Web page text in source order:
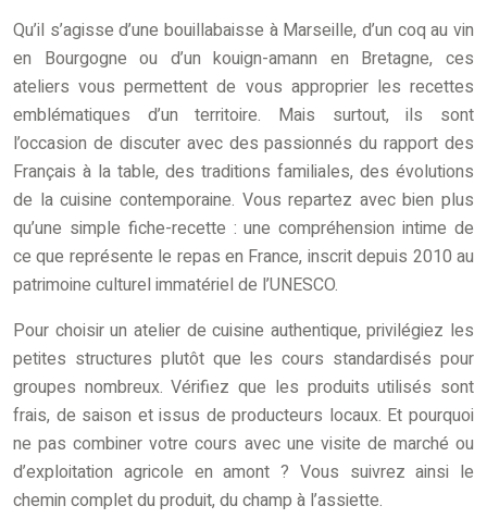
Qu’il s’agisse d’une bouillabaisse à Marseille, d’un coq au vin
en Bourgogne ou d’un kouign-amann en Bretagne, ces
ateliers vous permettent de vous approprier les recettes
emblématiques d’un territoire. Mais surtout, ils sont
l’occasion de discuter avec des passionnés du rapport des
Français à la table, des traditions familiales, des évolutions
de la cuisine contemporaine. Vous repartez avec bien plus
qu’une simple fiche-recette : une compréhension intime de
ce que représente le repas en France, inscrit depuis 2010 au
patrimoine culturel immatériel de l’UNESCO.
Pour choisir un atelier de cuisine authentique, privilégiez les
petites structures plutôt que les cours standardisés pour
groupes nombreux. Vérifiez que les produits utilisés sont
frais, de saison et issus de producteurs locaux. Et pourquoi
ne pas combiner votre cours avec une visite de marché ou
d’exploitation agricole en amont ? Vous suivrez ainsi le
chemin complet du produit, du champ à l’assiette.